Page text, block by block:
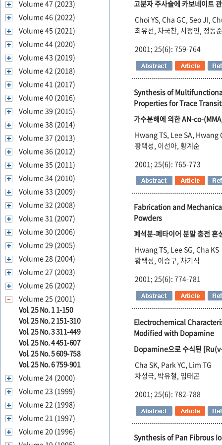
Volume 47 (2023)
Volume 46 (2022)
Volume 45 (2021)
Volume 44 (2020)
Volume 43 (2019)
Volume 42 (2018)
Volume 41 (2017)
Volume 40 (2016)
Volume 39 (2015)
Volume 38 (2014)
Volume 37 (2013)
Volume 36 (2012)
Volume 35 (2011)
Volume 34 (2010)
Volume 33 (2009)
Volume 32 (2008)
Volume 31 (2007)
Volume 30 (2006)
Volume 29 (2005)
Volume 28 (2004)
Volume 27 (2003)
Volume 26 (2002)
Volume 25 (2001)
Vol. 25 No. 1 1-150
Vol. 25 No. 2 151-310
Vol. 25 No. 3 311-449
Vol. 25 No. 4 451-607
Vol. 25 No. 5 609-758
Vol. 25 No. 6 759-901
Volume 24 (2000)
Volume 23 (1999)
Volume 22 (1998)
Volume 21 (1997)
Volume 20 (1996)
고분자 주사슬에 카보네이트
Choi YS, Cha GC, Seo JI,
최유선, 차국찬, 서정인, 정동
2001; 25(6): 759-764
Synthesis of
Properties for Trace
가수분해에 의한 AN-co-
Hwang TS, Lee SA, Hwang
황택성, 이선아, 황계순
2001; 25(6): 765-773
Fabrication and
Powders
폐석분-폐타이어 분말 충전 혼
Hwang TS, Lee SG, Cha KS
황택성, 이승구, 차기식
2001; 25(6): 774-781
Electrochemical
Modified with Dopamine
Dopamine으로 수식된
Cha SK, Park YC, Lim TG
차성극, 박유철, 임태곤
2001; 25(6): 782-788
Synthesis of Pan Fibrous